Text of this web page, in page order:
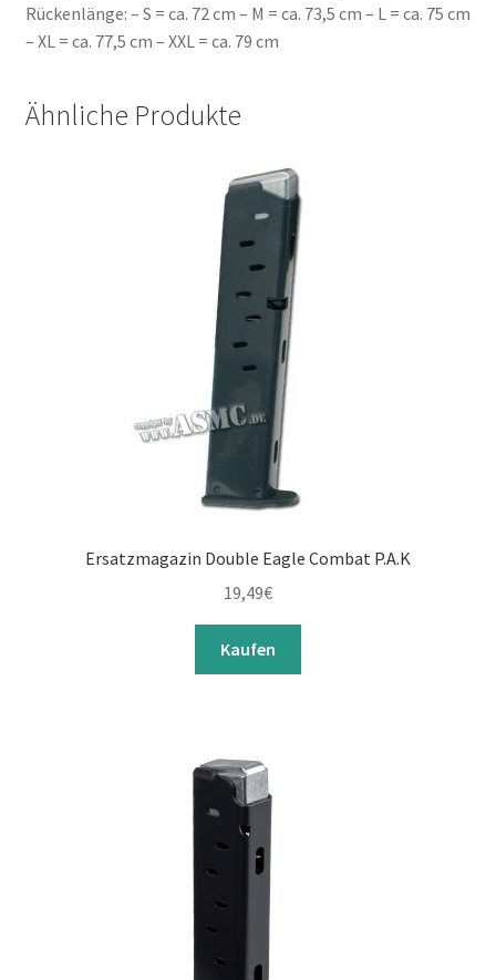
Rückenlänge: – S = ca. 72 cm – M = ca. 73,5 cm – L = ca. 75 cm
– XL = ca. 77,5 cm – XXL = ca. 79 cm
Ähnliche Produkte
Ersatzmagazin Double Eagle Combat P.A.K
19,49€
Kaufen